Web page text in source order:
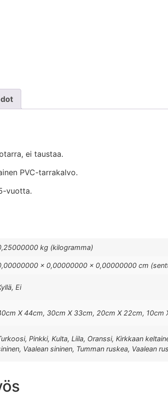
ei taustaa.
PVC-tarrakalvo.
vuotta.
kg (kilogramma)
× 0,00000000 × 0,00000000 cm
Ei
X 44cm, 30cm X 33cm, 20cm X 22cm, 10cm
Pinkki, Kulta, Liila, Oranssi, Kirkkaan
Vaalean sininen, Tumman ruskea, Vaalean